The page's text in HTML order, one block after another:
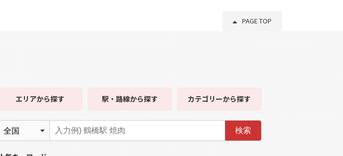
PAGE TOP
エリアから探す 駅・路線から探す カテゴリーから探す
検索